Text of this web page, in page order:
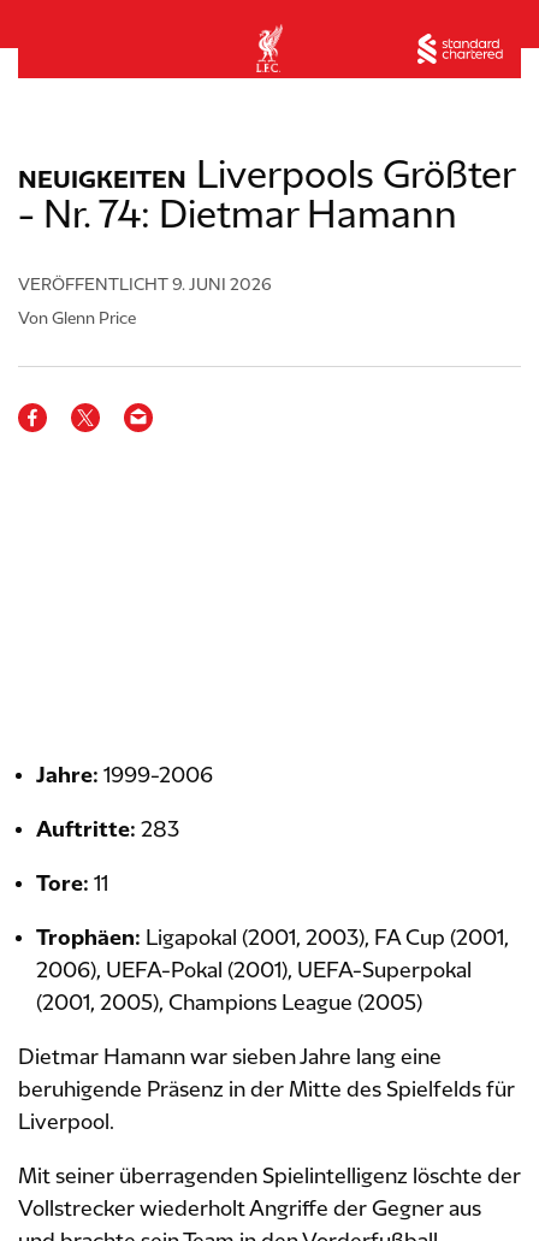
NEUIGKEITEN
Liverpools Größter
- Nr. 74: Dietmar Hamann
VERÖFFENTLICHT 9. JUNI 2026
Von Glenn Price
Jahre: 1999-2006
Auftritte: 283
Tore: 11
Trophäen: Ligapokal (2001, 2003), FA Cup (2001,
2006), UEFA-Pokal (2001), UEFA-Superpokal
(2001, 2005), Champions League (2005)
Dietmar Hamann war sieben Jahre lang eine
beruhigende Präsenz in der Mitte des Spielfelds für
Liverpool.
Mit seiner überragenden Spielintelligenz löschte der
Vollstrecker wiederholt Angriffe der Gegner aus